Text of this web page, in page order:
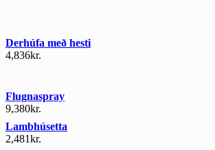
Derhúfa með hesti
4,836kr.
Flugnaspray
9,380kr.
Lambhúsetta
2,481kr.